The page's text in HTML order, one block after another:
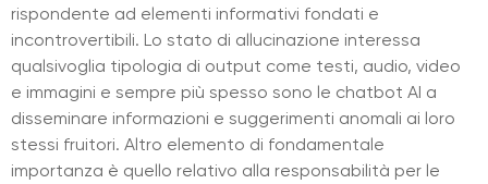
rispondente ad elementi informativi fondati e
incontrovertibili. Lo stato di allucinazione interessa
qualsivoglia tipologia di output come testi, audio, video
e immagini e sempre più spesso sono le chatbot AI a
disseminare informazioni e suggerimenti anomali ai loro
stessi fruitori. Altro elemento di fondamentale
importanza è quello relativo alla responsabilità per le